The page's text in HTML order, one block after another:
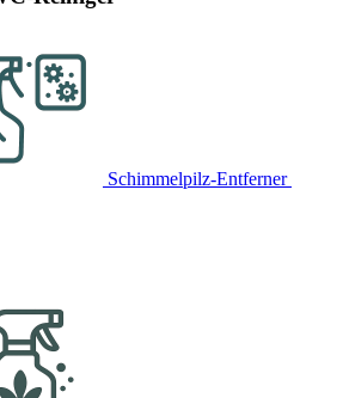
Schimmelpilz-Entferner